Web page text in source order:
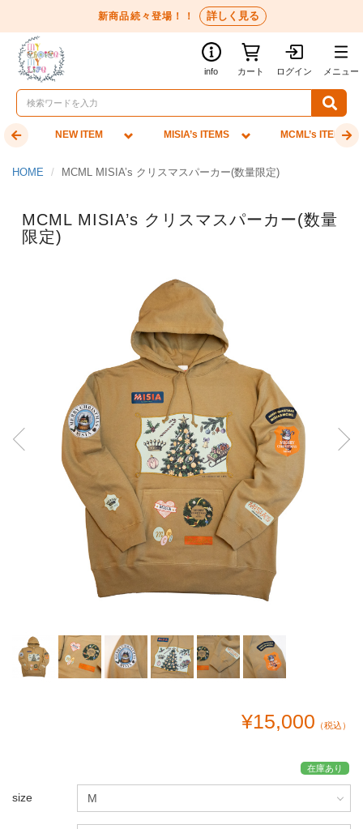
新商品続々登場！！ 詳しく見る
info カート ログイン メニュー
NEW ITEM MISIA’s ITEMS MCML’s ITEMS
HOME MCML MISIA’s クリスマスパーカー(数量限定)
MCML MISIA’s クリスマスパーカー(数量
限定)
¥15,000 （税込）
在庫あり
size